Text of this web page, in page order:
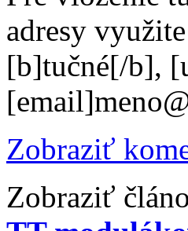
adresy
[b]tučné[/b],
Zobraziť
Zobraziť